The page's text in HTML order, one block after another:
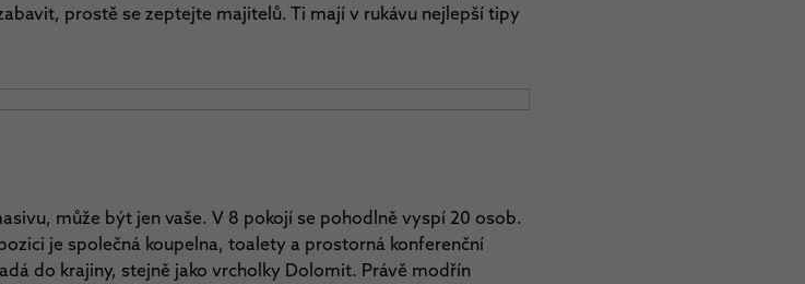
prostě se zeptejte majitelů. Ti mají v rukávu nejlepší tipy
může být jen vaše. V 8 pokojí se pohodlně vyspí 20 osob.
je společná koupelna, toalety a prostorná konferenční
do krajiny, stejně jako vrcholky Dolomit. Právě modřín